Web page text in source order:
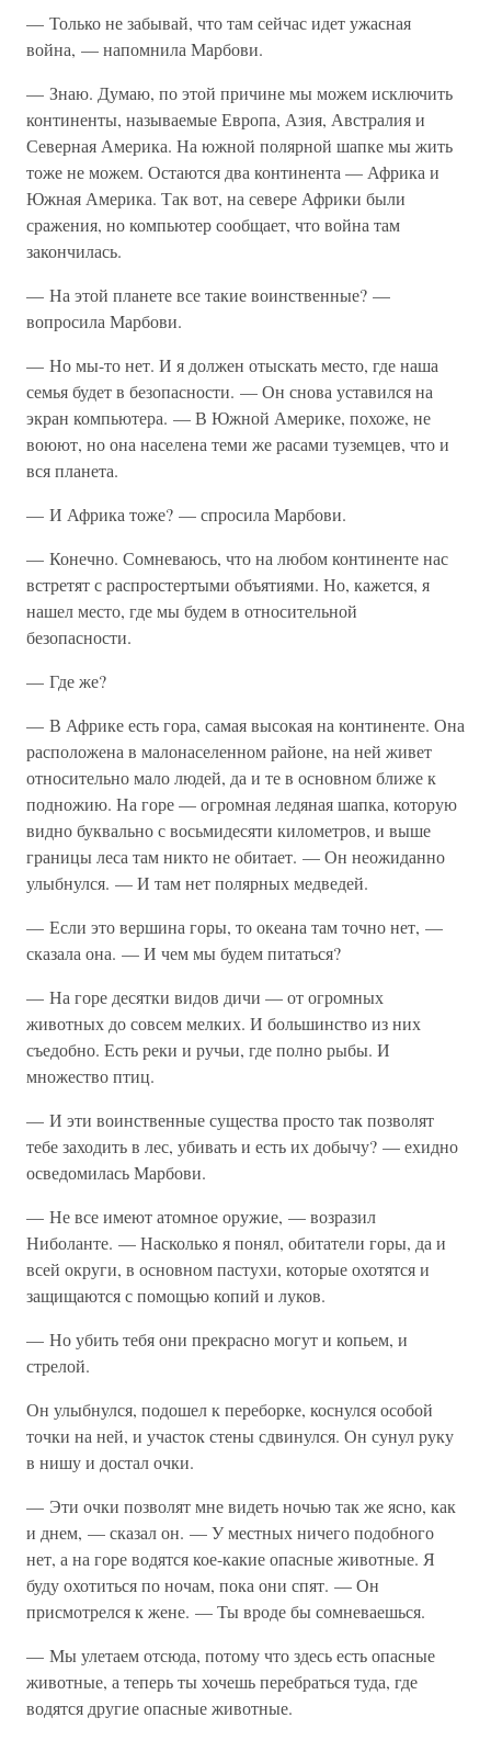
— Только не забывай, что там сейчас идет ужасная
война, — напомнила Марбови.
— Знаю. Думаю, по этой причине мы можем исключить
континенты, называемые Европа, Азия, Австралия и
Северная Америка. На южной полярной шапке мы жить
тоже не можем. Остаются два континента — Африка и
Южная Америка. Так вот, на севере Африки были
сражения, но компьютер сообщает, что война там
закончилась.
— На этой планете все такие воинственные? —
вопросила Марбови.
— Но мы-то нет. И я должен отыскать место, где наша
семья будет в безопасности. — Он снова уставился на
экран компьютера. — В Южной Америке, похоже, не
воюют, но она населена теми же расами туземцев, что и
вся планета.
— И Африка тоже? — спросила Марбови.
— Конечно. Сомневаюсь, что на любом континенте нас
встретят с распростертыми объятиями. Но, кажется, я
нашел место, где мы будем в относительной
безопасности.
— Где же?
— В Африке есть гора, самая высокая на континенте. Она
расположена в малонаселенном районе, на ней живет
относительно мало людей, да и те в основном ближе к
подножию. На горе — огромная ледяная шапка, которую
видно буквально с восьмидесяти километров, и выше
границы леса там никто не обитает. — Он неожиданно
улыбнулся. — И там нет полярных медведей.
— Если это вершина горы, то океана там точно нет, —
сказала она. — И чем мы будем питаться?
— На горе десятки видов дичи — от огромных
животных до совсем мелких. И большинство из них
съедобно. Есть реки и ручьи, где полно рыбы. И
множество птиц.
— И эти воинственные существа просто так позволят
тебе заходить в лес, убивать и есть их добычу? — ехидно
осведомилась Марбови.
— Не все имеют атомное оружие, — возразил
Ниболанте. — Насколько я понял, обитатели горы, да и
всей округи, в основном пастухи, которые охотятся и
защищаются с помощью копий и луков.
— Но убить тебя они прекрасно могут и копьем, и
стрелой.
Он улыбнулся, подошел к переборке, коснулся особой
точки на ней, и участок стены сдвинулся. Он сунул руку
в нишу и достал очки.
— Эти очки позволят мне видеть ночью так же ясно, как
и днем, — сказал он. — У местных ничего подобного
нет, а на горе водятся кое-какие опасные животные. Я
буду охотиться по ночам, пока они спят. — Он
присмотрелся к жене. — Ты вроде бы сомневаешься.
— Мы улетаем отсюда, потому что здесь есть опасные
животные, а теперь ты хочешь перебраться туда, где
водятся другие опасные животные.